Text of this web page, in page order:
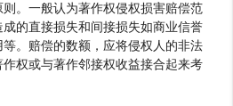
。一般认为著作权侵权损害赔偿范
的直接损失和间接损失如商业信誉
。赔偿的数额，应将侵权人的非法
权或与著作邻接权收益接合起来考